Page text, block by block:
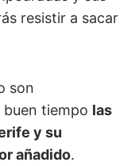
resistir a sacar
son
buen tiempo las
y su
añadido.